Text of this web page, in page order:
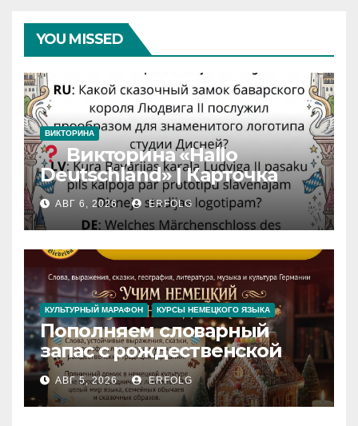
YOU MISSED
ВИКТОРИНА
Викторина «Hallo
Deutschland» | Карточка
№46
Замок вдохновения
Iedvesmas pils / Schloss der
Inspiration
АВГ 6, 2026 ERFOLG
КУЛЬТУРНЫЙ МАРАФОН КУРСЫ НЕМЕЦКОГО ЯЗЫКА
Пополняем словарный
запас с рождественской
сказкой! Учим немецкий
вместе с Lebkuchenhaus
АВГ 5, 2026 ERFOLG